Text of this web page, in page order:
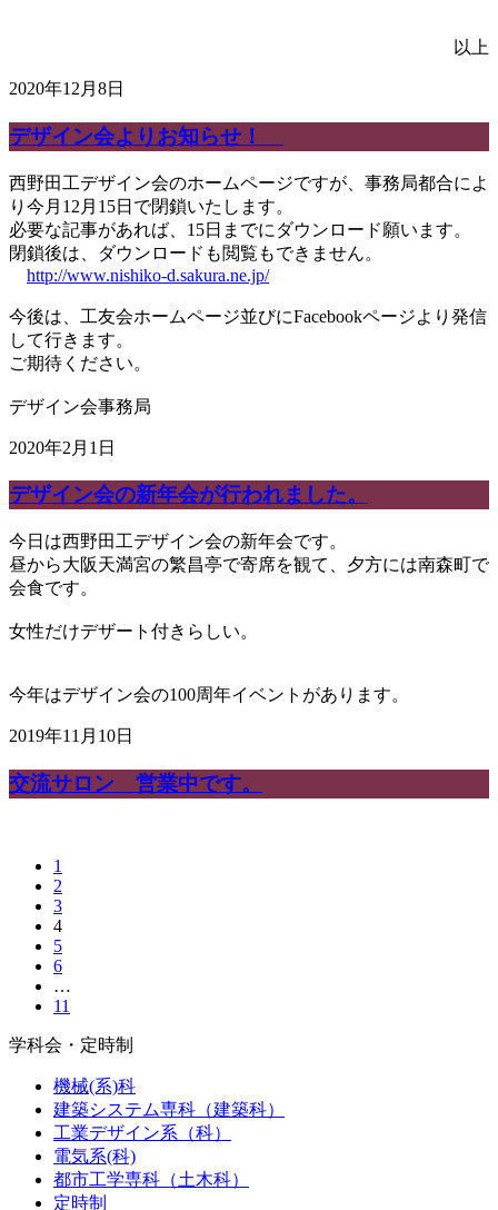
以上
2020年12月8日
デザイン会よりお知らせ！
西野田工デザイン会のホームページですが、事務局都合によ
り今月12月15日で閉鎖いたします。
必要な記事があれば、15日までにダウンロード願います。
閉鎖後は、ダウンロードも閲覧もできません。
http://www.nishiko-d.sakura.ne.jp/
今後は、工友会ホームページ並びにFacebookページより発信
して行きます。
ご期待ください。
デザイン会事務局
2020年2月1日
デザイン会の新年会が行われました。
今日は西野田工デザイン会の新年会です。
昼から大阪天満宮の繁昌亭で寄席を観て、夕方には南森町で
会食です。
女性だけデザート付きらしい。
今年はデザイン会の100周年イベントがあります。
2019年11月10日
交流サロン 営業中です。
1
2
3
4
5
6
…
11
学科会・定時制
機械(系)科
建築システム専科（建築科）
工業デザイン系（科）
電気系(科)
都市工学専科（土木科）
定時制